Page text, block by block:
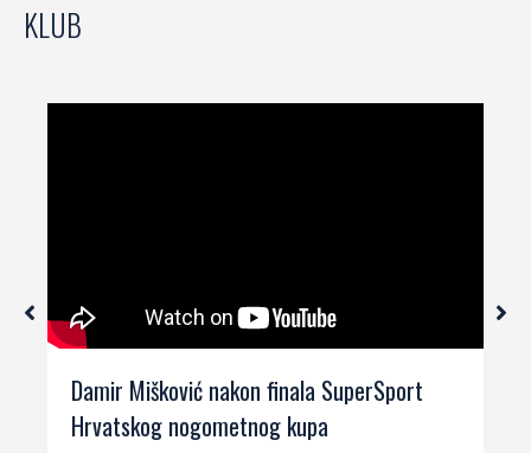
KLUB
Damir Mišković nakon finala SuperSport
Hrvatskog nogometnog kupa